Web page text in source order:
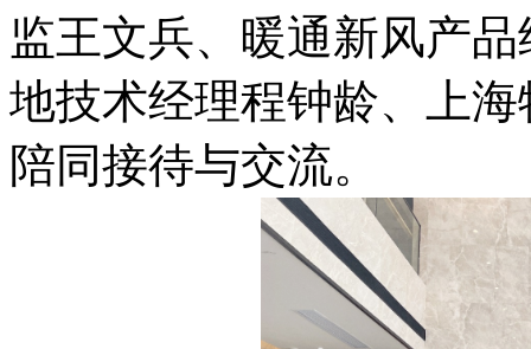
监王文兵、暖通新风产
地技术经理程钟龄、上
陪同接待与交流。